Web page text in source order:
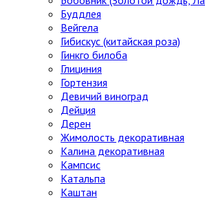
Буддлея
Вейгела
Гибискус (китайская роза)
Гинкго билоба
Глициния
Гортензия
Девичий виноград
Дейция
Дерен
Жимолость декоративная
Калина декоративная
Кампсис
Катальпа
Каштан